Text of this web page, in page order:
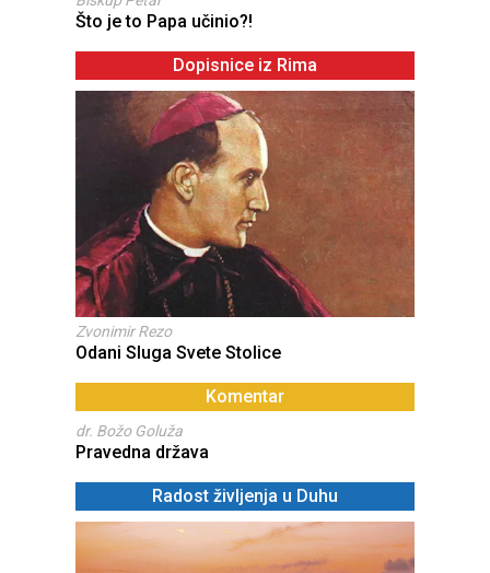
Što je to Papa učinio?!
Dopisnice iz Rima
Zvonimir Rezo
Odani Sluga Svete Stolice
Komentar
dr. Božo Goluža
Pravedna država
Radost življenja u Duhu